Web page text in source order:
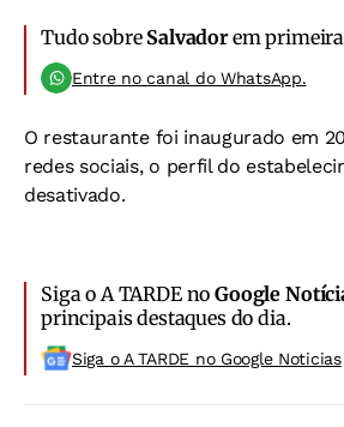
Tudo sobre Salvadorem
Entre no canal do WhatsApp.
O restaurante foi inaugurado em
redes sociais, o perfil do
desativado.
Siga o A TARDE noGoogle
principais destaques do dia.
Siga o A TARDE no Google Noticias